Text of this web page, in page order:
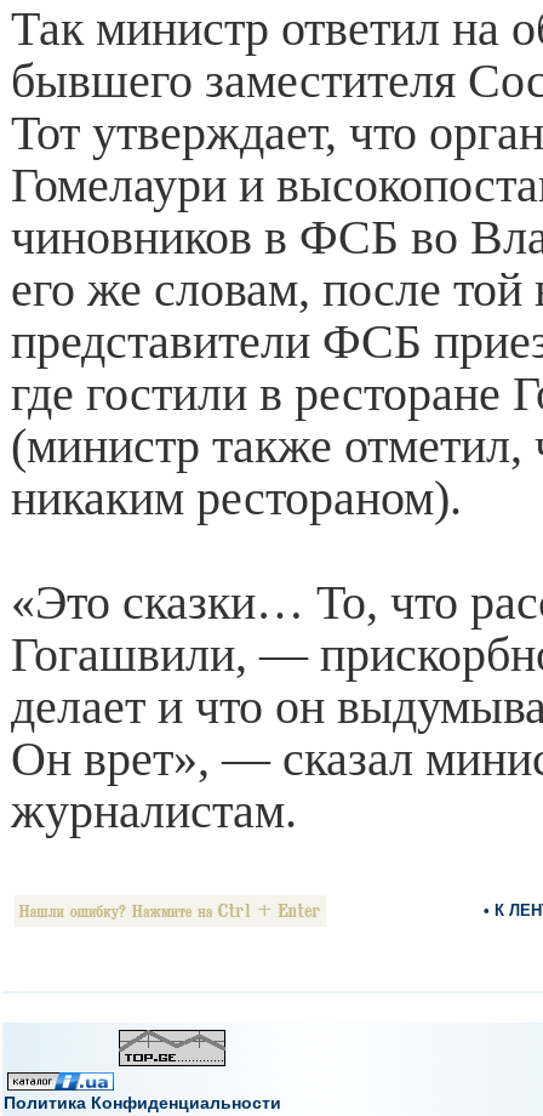
Так министр ответил на
бывшего заместителя
Тот утверждает, что
Гомелаури и
чиновников в ФСБ во
его же словам, после той
представители ФСБ
где гостили в ресторане
(министр также отметил,
никаким рестораном).
«Это сказки… То, что
Гогашвили, —
делает и что он
Он врет», — сказал
журналистам.
• К
Политика Конфиденциальности